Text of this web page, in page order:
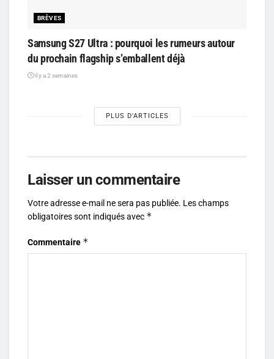
BRÈVES
Samsung S27 Ultra : pourquoi les rumeurs autour
du prochain flagship s’emballent déjà
il y a 2 semaines
PLUS D'ARTICLES
Laisser un commentaire
Votre adresse e-mail ne sera pas publiée. Les champs
obligatoires sont indiqués avec *
Commentaire *